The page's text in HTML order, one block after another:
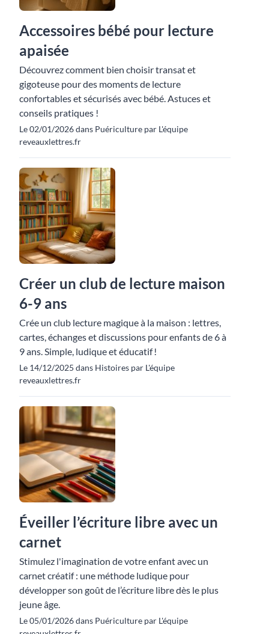
Accessoires bébé pour lecture
apaisée
Découvrez comment bien choisir transat et
gigoteuse pour des moments de lecture
confortables et sécurisés avec bébé. Astuces et
conseils pratiques !
Le 02/01/2026 dans Puériculture par L'équipe
reveauxlettres.fr
Créer un club de lecture maison
6-9 ans
Crée un club lecture magique à la maison : lettres,
cartes, échanges et discussions pour enfants de 6 à
9 ans. Simple, ludique et éducatif !
Le 14/12/2025 dans Histoires par L'équipe
reveauxlettres.fr
Éveiller l’écriture libre avec un
carnet
Stimulez l'imagination de votre enfant avec un
carnet créatif : une méthode ludique pour
développer son goût de l’écriture libre dès le plus
jeune âge.
Le 05/01/2026 dans Puériculture par L'équipe